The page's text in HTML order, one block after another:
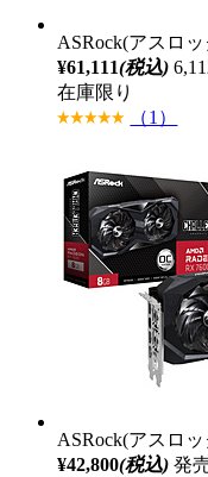
ASRock(アスロ
¥61,111(税込)
在庫限り
（1）
ASRock(アスロ
¥42,800(税込) 発